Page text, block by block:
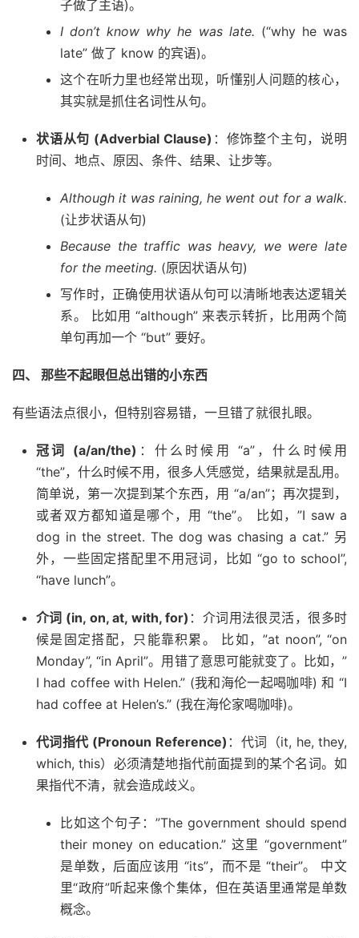
子做了主语)。
I don’t know why he was late. (“why he was
late” 做了 know 的宾语)。
这个在听力里也经常出现，听懂别人问题的核心，
其实就是抓住名词性从句。
状语从句 (Adverbial Clause) ：修饰整个主句，说明
时间、地点、原因、条件、结果、让步等。
Although it was raining, he went out for a walk.
(让步状语从句)
Because the traffic was heavy, we were late
for the meeting. (原因状语从句)
写作时，正确使用状语从句可以清晰地表达逻辑关
系。 比如用 “although” 来表示转折，比用两个简
单句再加一个 “but” 要好。
四、 那些不起眼但总出错的小东西
有些语法点很小，但特别容易错，一旦错了就很扎眼。
冠词 (a/an/the) ：什么时候用 “a”，什么时候用
“the”，什么时候不用，很多人凭感觉，结果就是乱用。
简单说，第一次提到某个东西，用 “a/an”；再次提到，
或者双方都知道是哪个，用 “the”。 比如，”I saw a
dog in the street. The dog was chasing a cat.” 另
外，一些固定搭配里不用冠词，比如 “go to school”,
“have lunch”。
介词 (in, on, at, with, for) ：介词用法很灵活，很多时
候是固定搭配，只能靠积累。 比如，”at noon”, “on
Monday”, “in April”。用错了意思可能就变了。比如，”
I had coffee with Helen.” (我和海伦一起喝咖啡) 和 “I
had coffee at Helen’s.” (我在海伦家喝咖啡)。
代词指代 (Pronoun Reference) ：代词（it, he, they,
which, this）必须清楚地指代前面提到的某个名词。如
果指代不清，就会造成歧义。
比如这个句子：”The government should spend
their money on education.” 这里 “government”
是单数，后面应该用 “its”，而不是 “their”。 中文
里“政府”听起来像个集体，但在英语里通常是单数
概念。